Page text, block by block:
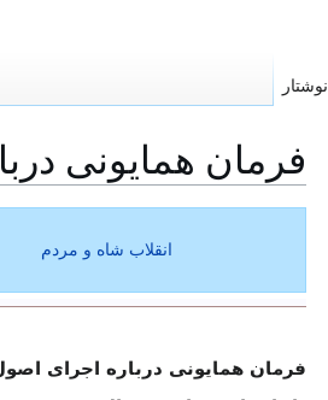
فرمان همایونی
انقلاب شاه و مردم
فرمان همایونی درباره اجرای اصول
نوشتار